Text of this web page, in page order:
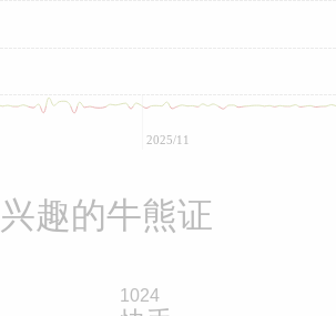
2025/11
趣的牛熊证
1024